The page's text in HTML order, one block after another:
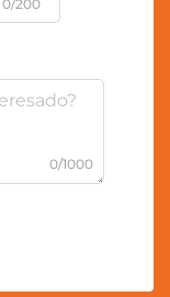
0/200
0/1000